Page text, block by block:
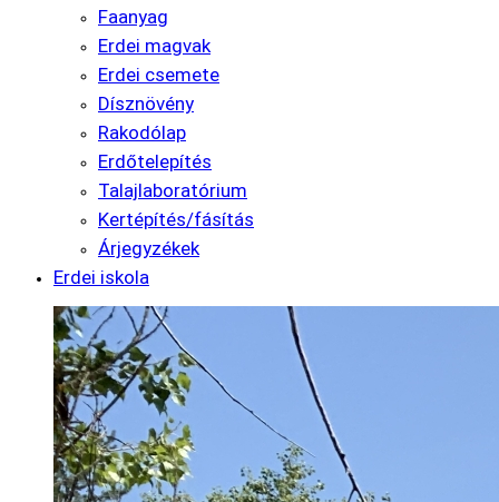
Faanyag
Erdei magvak
Erdei csemete
Dísznövény
Rakodólap
Erdőtelepítés
Talajlaboratórium
Kertépítés/fásítás
Árjegyzékek
Erdei iskola